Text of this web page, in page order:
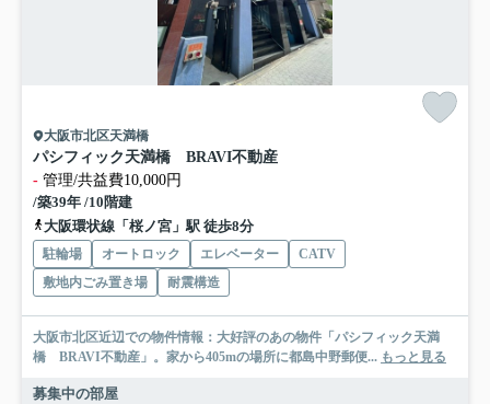
大阪市北区天満橋
パシフィック天満橋 BRAVI不動産
- 管理/共益費10,000円
/築39年 /10階建
大阪環状線「桜ノ宮」駅 徒歩8分
駐輪場 オートロック エレベーター
CATV
敷地内ごみ置き場
耐震構造
大阪市北区近辺での物件情報：大好評のあの物件「パシフィック天満
橋 BRAVI不動産」。家から405mの場所に都島中野郵便... もっと見る
募集中の部屋